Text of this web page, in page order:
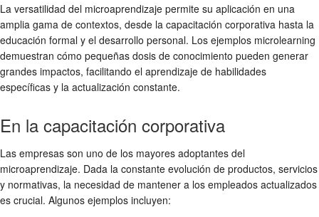
La versatilidad del microaprendizaje permite su aplicación en una
amplia gama de contextos, desde la capacitación corporativa hasta la
educación formal y el desarrollo personal. Los ejemplos microlearning
demuestran cómo pequeñas dosis de conocimiento pueden generar
grandes impactos, facilitando el aprendizaje de habilidades
específicas y la actualización constante.
En la capacitación corporativa
Las empresas son uno de los mayores adoptantes del
microaprendizaje. Dada la constante evolución de productos, servicios
y normativas, la necesidad de mantener a los empleados actualizados
es crucial. Algunos ejemplos incluyen: